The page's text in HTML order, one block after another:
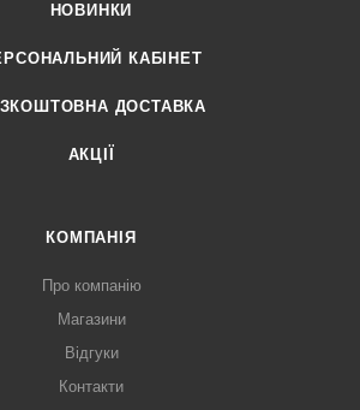
НОВИНКИ
КАБІНЕТ
ДОСТАВКА
АКЦІЇ
КОМПАНІЯ
Про компанію
Магазини
Відгуки
Контакти